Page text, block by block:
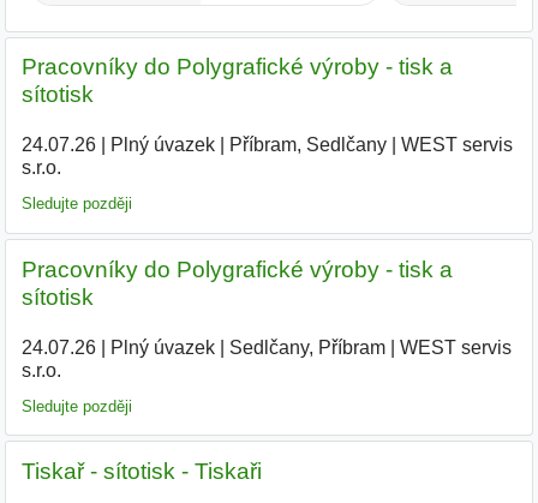
Pracovníky do Polygrafické výroby - tisk a
sítotisk
24.07.26| Plný úvazek| Příbram, Sedlčany|
WEST servis
s.r.o.
Sledujte později
Pracovníky do Polygrafické výroby - tisk a
sítotisk
24.07.26| Plný úvazek| Sedlčany, Příbram|
WEST servis
s.r.o.
Sledujte později
Tiskař - sítotisk - Tiskaři